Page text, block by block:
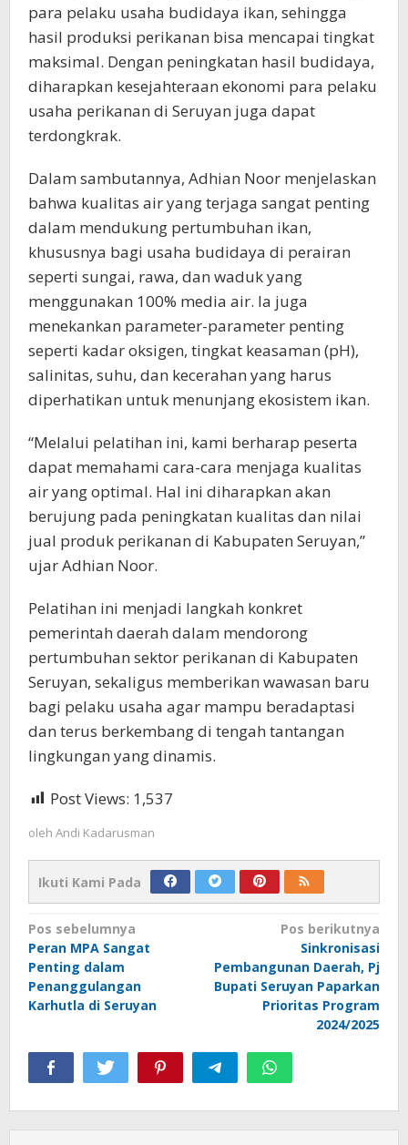
para pelaku usaha budidaya ikan, sehingga
hasil produksi perikanan bisa mencapai tingkat
maksimal. Dengan peningkatan hasil budidaya,
diharapkan kesejahteraan ekonomi para pelaku
usaha perikanan di Seruyan juga dapat
terdongkrak.
Dalam sambutannya, Adhian Noor menjelaskan
bahwa kualitas air yang terjaga sangat penting
dalam mendukung pertumbuhan ikan,
khususnya bagi usaha budidaya di perairan
seperti sungai, rawa, dan waduk yang
menggunakan 100% media air. Ia juga
menekankan parameter-parameter penting
seperti kadar oksigen, tingkat keasaman (pH),
salinitas, suhu, dan kecerahan yang harus
diperhatikan untuk menunjang ekosistem ikan.
“Melalui pelatihan ini, kami berharap peserta
dapat memahami cara-cara menjaga kualitas
air yang optimal. Hal ini diharapkan akan
berujung pada peningkatan kualitas dan nilai
jual produk perikanan di Kabupaten Seruyan,”
ujar Adhian Noor.
Pelatihan ini menjadi langkah konkret
pemerintah daerah dalam mendorong
pertumbuhan sektor perikanan di Kabupaten
Seruyan, sekaligus memberikan wawasan baru
bagi pelaku usaha agar mampu beradaptasi
dan terus berkembang di tengah tantangan
lingkungan yang dinamis.
Post Views: 1,537
oleh Andi Kadarusman
Ikuti Kami Pada
Navigasi
pos
Pos sebelumnya
Peran MPA Sangat
Penting dalam
Penanggulangan
Karhutla di Seruyan
Pos berikutnya
Sinkronisasi
Pembangunan Daerah, Pj
Bupati Seruyan Paparkan
Prioritas Program
2024/2025